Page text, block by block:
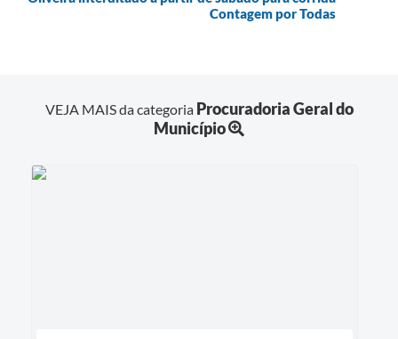
Contagem por Todas
VEJA MAIS da categoria Procuradoria Geral do
Município